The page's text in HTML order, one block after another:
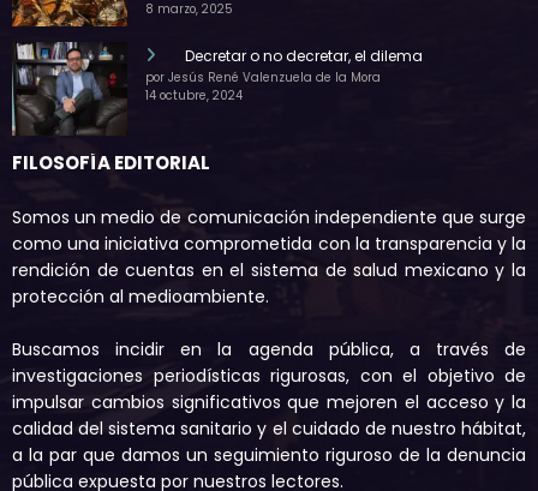
8 marzo, 2025
Decretar o no decretar, el dilema
por Jesús René Valenzuela de la Mora
14 octubre, 2024
FILOSOFÍA EDITORIAL
Somos un medio de comunicación independiente que surge
como una iniciativa comprometida con la transparencia y la
rendición de cuentas en el sistema de salud mexicano y la
protección al medioambiente.
Buscamos incidir en la agenda pública, a través de
investigaciones periodísticas rigurosas, con el objetivo de
impulsar cambios significativos que mejoren el acceso y la
calidad del sistema sanitario y el cuidado de nuestro hábitat,
a la par que damos un seguimiento riguroso de la denuncia
pública expuesta por nuestros lectores.